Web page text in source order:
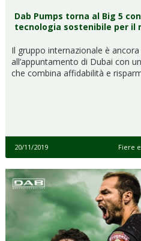
Dab Pumps torna al Big 5
tecnologia sostenibile per il
Il gruppo internazionale è
all’appuntamento di Dubai con
che combina affidabilità e
20/11/2019 Fiere